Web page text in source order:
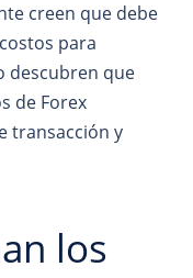
creen que debe
para
descubren que
de Forex
transacción y
los